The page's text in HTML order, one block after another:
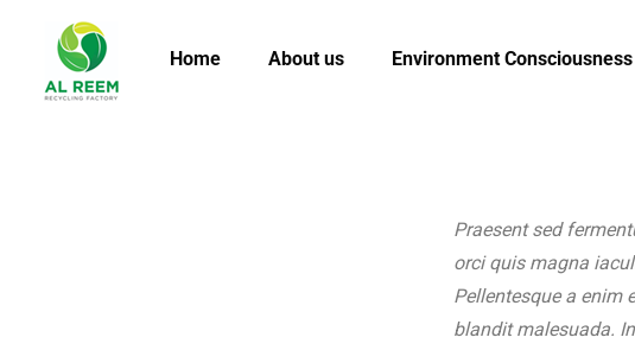
Home About us Environment Consciousness
Praesent sed
orci quis magna
Pellentesque a enim
blandit malesuada.